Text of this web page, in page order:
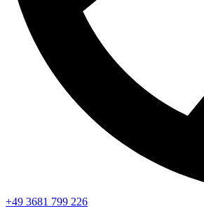
+49 3681 799 226